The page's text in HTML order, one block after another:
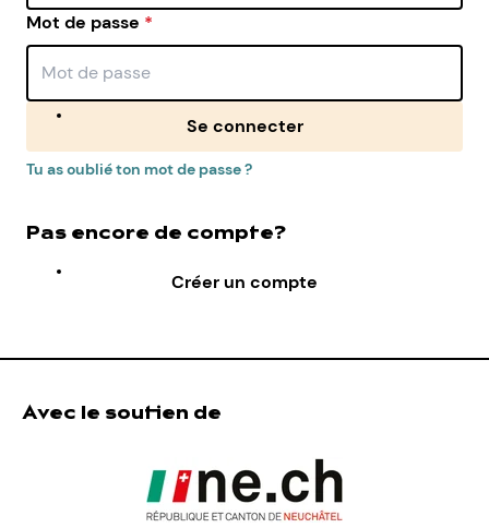
Mot de passe *
Se connecter
Tu as oublié ton mot de passe ?
Pas encore de compte?
Créer un compte
Avec le soutien de